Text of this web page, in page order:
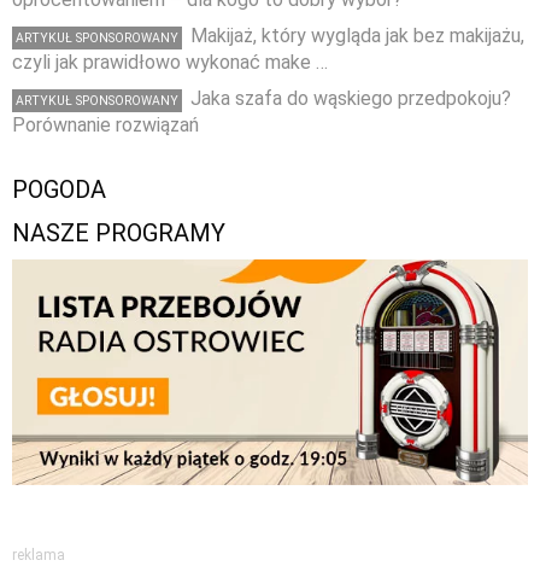
ARTYKUŁ SPONSOROWANY
Makijaż, który wygląda jak bez makijażu,
czyli jak prawidłowo wykonać make …
ARTYKUŁ SPONSOROWANY
Jaka szafa do wąskiego przedpokoju?
Porównanie rozwiązań
POGODA
NASZE PROGRAMY
reklama